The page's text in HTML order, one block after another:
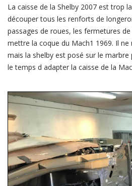
trop
large
de
17
cm,
il
faut
donc
déc…
La caisse de la Shelby 2007 est trop
découper tous les renforts de
passages de roues, les fermetures
mettre la coque du Mach1 1969. Il ne
mais la shelby est posé sur le
le temps d adapter la caisse de la